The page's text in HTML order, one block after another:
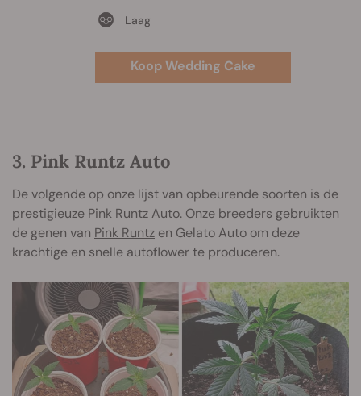
Laag
Koop Wedding Cake
3. Pink Runtz Auto
De volgende op onze lijst van opbeurende soorten is de
prestigieuze Pink Runtz Auto. Onze breeders gebruikten
de genen van Pink Runtz en Gelato Auto om deze
krachtige en snelle autoflower te produceren.